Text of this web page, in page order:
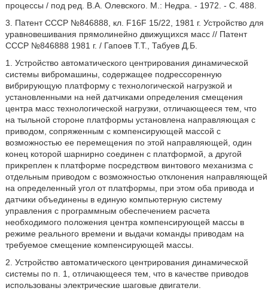
процессы / под ред. В.А. Олевского. М.: Недра. - 1972. - С. 488.
3. Патент СССР №846888, кл. F16F 15/22, 1981 г. Устройство для
уравновешивания прямолинейно движущихся масс // Патент
СССР №846888 1981 г. / Гапоев Т.Т., Табуев Д.Б.
1. Устройство автоматического центрирования динамической
системы вибромашины, содержащее подрессоренную
вибрирующую платформу с технологической нагрузкой и
установленными на ней датчиками определения смещения
центра масс технологической нагрузки, отличающееся тем, что
на тыльной стороне платформы установлена направляющая с
приводом, сопряженным с компенсирующей массой с
возможностью ее перемещения по этой направляющей, один
конец которой шарнирно соединен с платформой, а другой
прикреплен к платформе посредством винтового механизма с
отдельным приводом с возможностью отклонения направляющей
на определенный угол от платформы, при этом оба привода и
датчики объединены в единую компьютерную систему
управления с программным обеспечением расчета
необходимого положения центра компенсирующей массы в
режиме реального времени и выдачи команды приводам на
требуемое смещение компенсирующей массы.
2. Устройство автоматического центрирования динамической
системы по п. 1, отличающееся тем, что в качестве приводов
использованы электрические шаговые двигатели.